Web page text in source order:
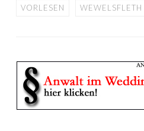
VORLESEN WEWELSFLETH